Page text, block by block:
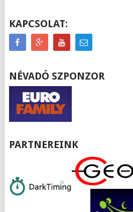
KAPCSOLAT:
NÉVADÓ SZPONZOR
PARTNEREINK